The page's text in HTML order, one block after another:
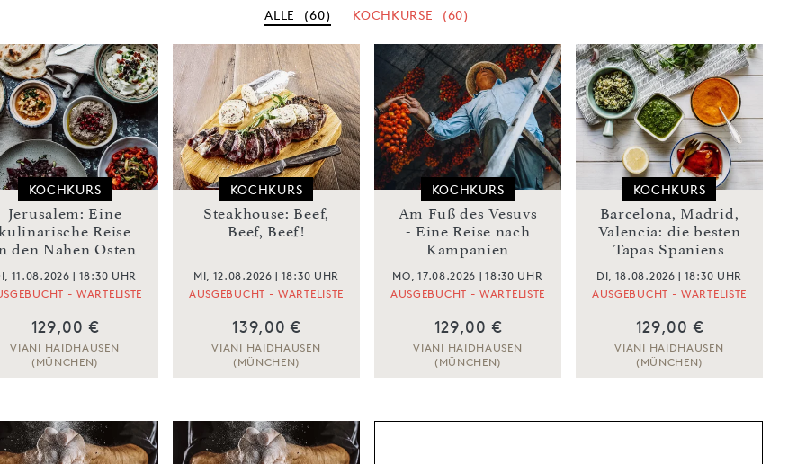
ALLE (60) KOCHKURSE (60)
KOCHKURS
Jerusalem: Eine
Reise
den Nahen Osten
11.08.2026 | 18:30 UHR
- WARTELISTE
129,00 €
VIANI HAIDHAUSEN
(MÜNCHEN)
KOCHKURS
Steakhouse: Beef,
Beef, Beef!
MI, 12.08.2026 | 18:30 UHR
AUSGEBUCHT - WARTELISTE
139,00 €
VIANI HAIDHAUSEN
(MÜNCHEN)
KOCHKURS
Am Fuß des Vesuvs
- Eine Reise nach
Kampanien
MO, 17.08.2026 | 18:30 UHR
AUSGEBUCHT - WARTELISTE
129,00 €
VIANI HAIDHAUSEN
(MÜNCHEN)
KOCHKURS
Barcelona, Madrid,
Valencia: die besten
Tapas Spaniens
DI, 18.08.2026 | 18:30 UHR
AUSGEBUCHT - WARTELISTE
129,00 €
VIANI HAIDHAUSEN
(MÜNCHEN)